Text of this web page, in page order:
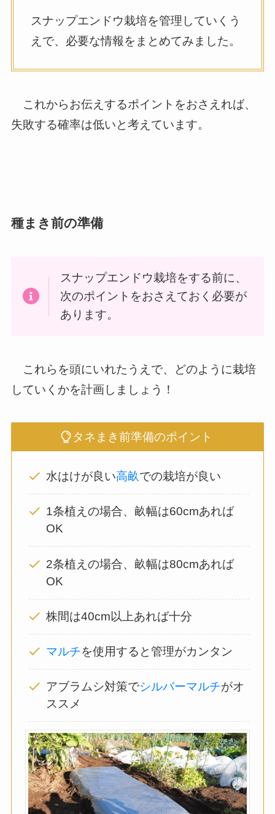
スナップエンドウ栽培を管理していくう
えで、必要な情報をまとめてみました。
これからお伝えするポイントをおさえれば、
失敗する確率は低いと考えています。
種まき前の準備
スナップエンドウ栽培をする前に、
次のポイントをおさえておく必要が
あります。
これらを頭にいれたうえで、どのように栽培
していくかを計画しましょう！
タネまき前準備のポイント
水はけが良い高畝での栽培が良い
1条植えの場合、畝幅は60cmあれば
OK
2条植えの場合、畝幅は80cmあれば
OK
株間は40cm以上あれば十分
マルチを使用すると管理がカンタン
アブラムシ対策でシルバーマルチがオ
ススメ